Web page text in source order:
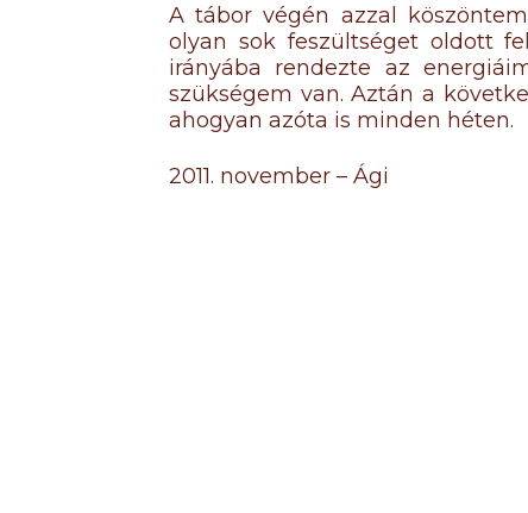
A tábor végén azzal
olyan sok feszültséget oldott
irányába rendezte az
szükségem van. Aztán a
ahogyan azóta is minden héten.
2011. november – Ági